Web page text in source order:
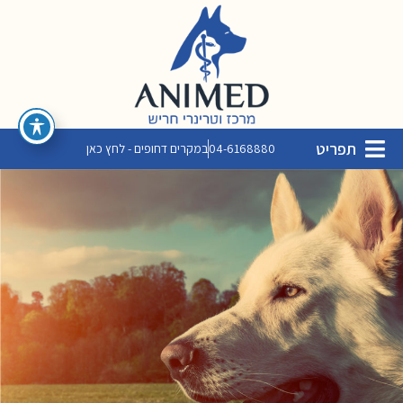
תפריט 04-6168880במקרים דחופים - לחץ כאן